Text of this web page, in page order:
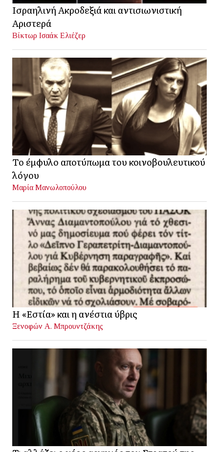
Ισραηλινή Ακροδεξιά και αντισιωνιστική
Αριστερά
Βίκτωρ Ισαάκ Ελιέζερ
Το έμφυλο αποτύπωμα του κοινοβουλευτικού
λόγου
Μαρία Μανωλοπούλου
Η «Εστία» και η ανέστια ύβρις
Ξενοφών Α. Μπρουντζάκης